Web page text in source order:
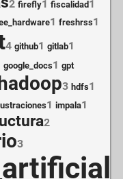
2 firefly1 fiscalidad 1
1 freshrss1
4 github1 gitlab1
google_docs1 gpt
3 hdfs1
1 impala1
2
3